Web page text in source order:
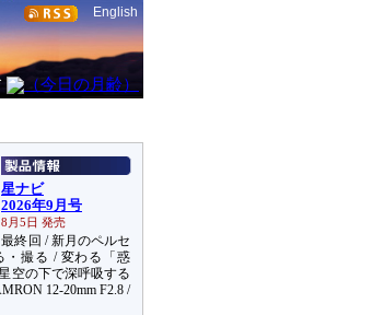
English
星ナビ
2026年9月号
8月5日 発売
最終回 / 新月のペルセ
・撮る / 変わる「惑
空の下で深呼吸する
12-20mm F2.8 /